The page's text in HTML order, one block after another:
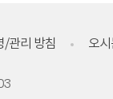
/관리 방침 오